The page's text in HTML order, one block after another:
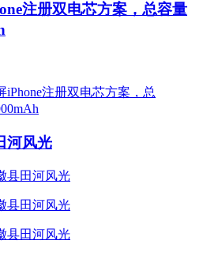
注册双电芯方案，总容量
河风光